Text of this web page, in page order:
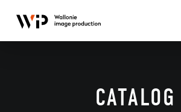
CATALOG